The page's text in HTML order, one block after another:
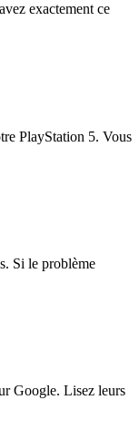
exactement ce
PlayStation 5. Vous
Si le problème
Google. Lisez leurs